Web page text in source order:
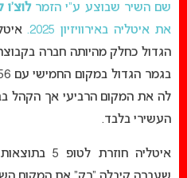
שם השיר שבוצע ע”י הזמרלוצ’ו
את איטליה באירוויזיון 2025.
לה את המקום הרביעי אך הקהל
העשירי בלבד.
איטליה